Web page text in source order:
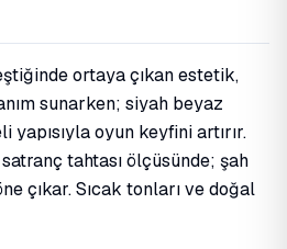
ortaya çıkan estetik,
sunarken; siyah beyaz
oyun keyfini artırır.
tahtası ölçüsünde; şah
çıkar. Sıcak tonları ve doğal